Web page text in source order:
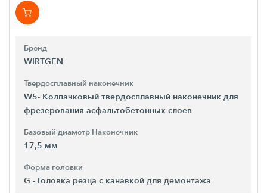
Бренд
WIRTGEN
Твердосплавный наконечник
W5- Колпачковый твердосплавный наконечник для
фрезерования асфальтобетонных слоев
Базовый диаметр Наконечник
17,5 мм
Форма головки
G - Головка резца с канавкой для демонтажа